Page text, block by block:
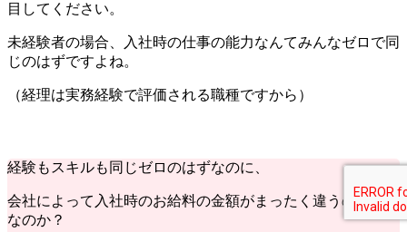
目してください。
未経験者の場合、入社時の仕事の能力なんてみんなゼロで同
じのはずですよね。
（経理は実務経験で評価される職種ですから）
経験もスキルも同じゼロのはずなのに、
会社によって入社時のお給料の金額がまったく違うのはなぜ
なのか？